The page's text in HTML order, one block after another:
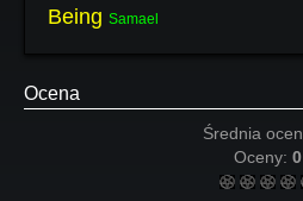
Being Samael
Ocena
Średnia
Oceny: 0